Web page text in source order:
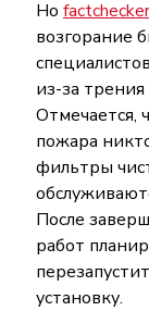
Но
возгорание
из-за
Отмечается,
пожара
фильтры
После
работ
установку.